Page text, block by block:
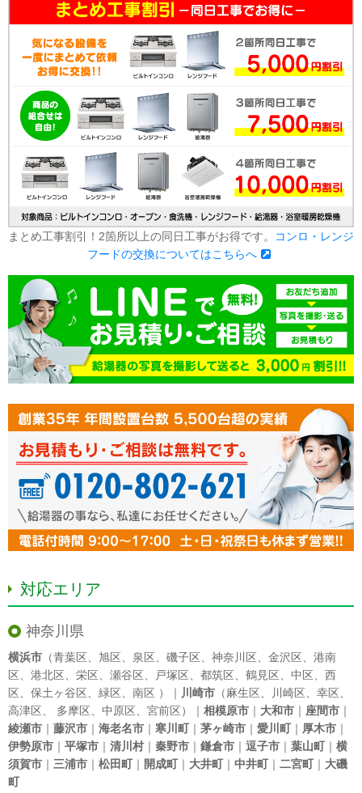
まとめ工事割引！2箇所以上の同日工事がお得です。
コンロ・レンジ
フードの交換についてはこちらへ
対応エリア
神奈川県
横浜市 （青葉区 旭区 泉区 磯子区 神奈川区 金沢区
港南
区
港北区 栄区 瀬谷区 戸塚区 都筑区 鶴見区 中区
西
区
保土ヶ谷区 緑区 南区 ）｜ 川崎市 （麻生区 川崎区 幸区
高津区
多摩区 中原区 宮前区）｜ 相模原市 ｜ 大和市 ｜ 座間市 ｜
綾瀬市 ｜ 藤沢市 ｜ 海老名市 ｜ 寒川町｜ 茅ヶ崎市 ｜ 愛川町｜ 厚木市 ｜
伊勢原市 ｜ 平塚市 ｜ 清川村｜ 秦野市 ｜ 鎌倉市 ｜ 逗子市 ｜ 葉山町｜ 横
須賀市 ｜ 三浦市 ｜ 松田町｜ 開成町｜ 大井町｜ 中井町｜ 二宮町｜ 大磯
町